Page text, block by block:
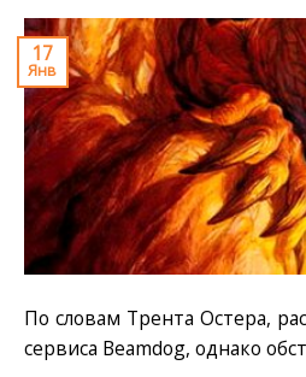
17
Янв
По словам Трента Остера,
сервиса Beamdog, однако